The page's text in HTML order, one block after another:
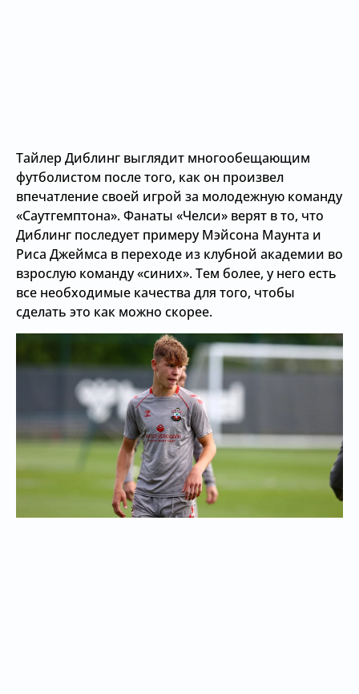
Тайлер Диблинг выглядит многообещающим
футболистом после того, как он произвел
впечатление своей игрой за молодежную команду
«Саутгемптона». Фанаты «Челси» верят в то, что
Диблинг последует примеру Мэйсона Маунта и
Риса Джеймса в переходе из клубной академии во
взрослую команду «синих». Тем более, у него есть
все необходимые качества для того, чтобы
сделать это как можно скорее.